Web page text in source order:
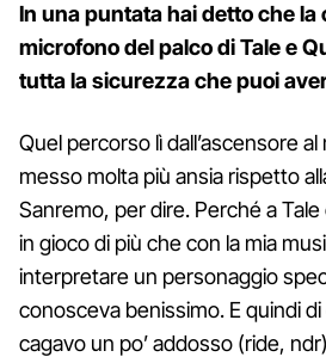
In una puntata hai detto che la
microfono del palco di Tale e
tutta la sicurezza che puoi
Quel percorso lì dall’ascensore
messo molta più ansia rispetto
Sanremo, per dire. Perché a
in gioco di più che con la mia
interpretare un personaggio
conosceva benissimo. E quindi
cagavo un po’ addosso (ride, ndr)